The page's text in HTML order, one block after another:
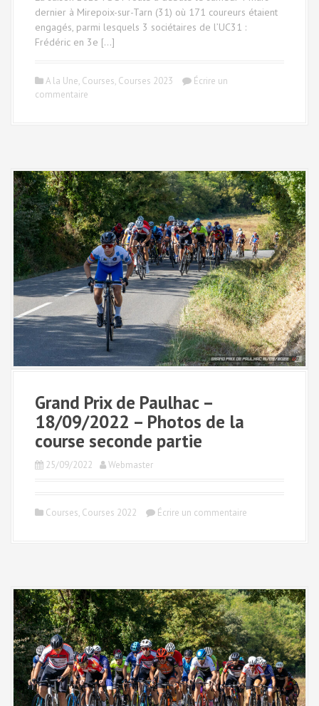
dernier à Mirepoix-sur-Tarn (31) où 171 coureurs étaient
engagés, parmi lesquels 3 sociétaires de l’UC31 :
Frédéric en 3e […]
A la Une, Courses, Courses 2023
Écrire un
commentaire
Grand Prix de Paulhac –
18/09/2022 – Photos de la
course seconde partie
25/09/2022 Webmaster
Courses, Courses 2022 Écrire un commentaire